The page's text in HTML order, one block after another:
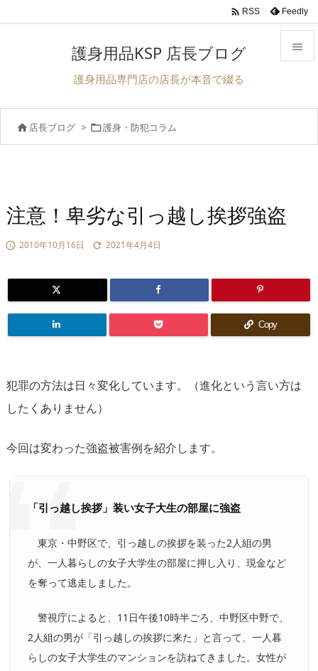


 RSS Feedly
護身用品KSP 店長ブログ
護身用品専門店の店長が本音で綴る
 店長ブログ > 護身・防犯コラム
注意！卑劣な引っ越し挨拶強盗
 2010年10月16日  2021年4月4日
Copy
犯罪の方法は日々変化しています。（進化という言い方は
したくありません）
今回は変わった強盗被害例を紹介します。
「引っ越し挨拶」装い女子大生の部屋に強盗
東京・中野区で、引っ越しの挨拶を装った2人組の男
が、一人暮らしの女子大学生の部屋に押し入り、現金など
を奪って逃走しました。
警視庁によると、11日午後10時半ごろ、中野区中野で、
2人組の男が「引っ越しの挨拶に来た」と言って、一人暮
らしの女子大学生のマンションを訪ねてきました。女性が